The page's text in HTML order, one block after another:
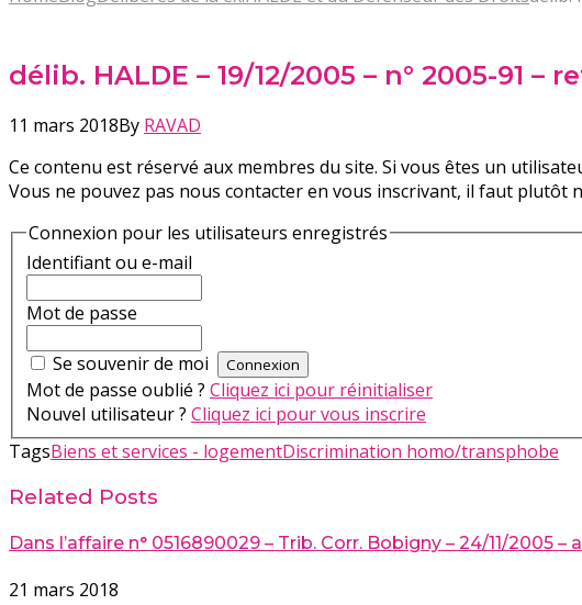
délib. HALDE – 19/12/2005 – n° 2005-91
11 mars 2018By RAVAD
Ce contenu est réservé aux membres du site. Si vous êtes un
Vous ne pouvez pas nous contacter en vous inscrivant, il faut plutôt
Connexion pour les utilisateurs enregistrés
Identifiant ou e-mail
Mot de passe
Se souvenir de moi
Mot de passe oublié ? Cliquez ici pour réinitialiser
Nouvel utilisateur ? Cliquez ici pour vous inscrire
TagsBiens et services - logementDiscrimination homo/transphobe
Related Posts
Dans l’affaire n° 0516890029 – Trib. Corr. Bobigny – 24/11/2005
21 mars 2018